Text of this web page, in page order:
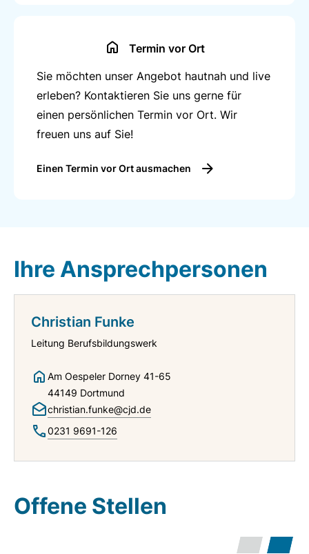
Termin vor Ort
Sie möchten unser Angebot hautnah und live
erleben? Kontaktieren Sie uns gerne für
einen persönlichen Termin vor Ort. Wir
freuen uns auf Sie!
Einen Termin vor Ort ausmachen
Ihre Ansprechpersonen
Christian Funke
Leitung Berufsbildungswerk
Am Oespeler Dorney 41-65
44149 Dortmund
christian.funke@cjd.de
0231 9691-126
Offene Stellen